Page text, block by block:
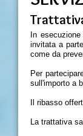
In
invitata a
come da
Per
sull'importo a
Il ribasso
La trattativa